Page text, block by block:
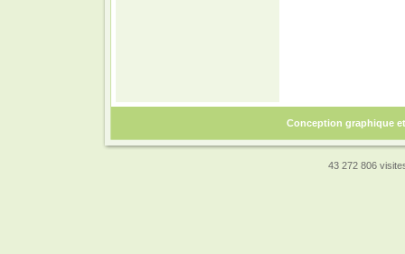
Conception graphique
43 272 806